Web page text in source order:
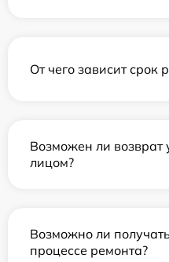
От чего зависит срок
Возможен ли возврат
лицом?
Возможно ли
процессе ремонта?